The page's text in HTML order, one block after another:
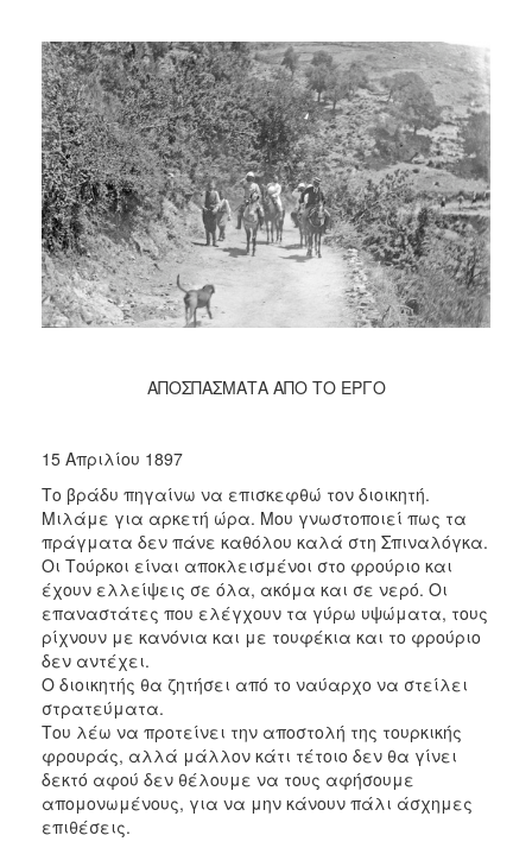
ΑΠΟΣΠΑΣΜΑΤΑ ΑΠΟ ΤΟ ΕΡΓΟ
15 Απριλίου 1897
Το βράδυ πηγαίνω να επισκεφθώ τον διοικητή.
Μιλάμε για αρκετή ώρα. Μου γνωστοποιεί πως τα
πράγματα δεν πάνε καθόλου καλά στη Σπιναλόγκα.
Οι Τούρκοι είναι αποκλεισμένοι στο φρούριο και
έχουν ελλείψεις σε όλα, ακόμα και σε νερό. Οι
επαναστάτες που ελέγχουν τα γύρω υψώματα, τους
ρίχνουν με κανόνια και με τουφέκια και το φρούριο
δεν αντέχει.
Ο διοικητής θα ζητήσει από το ναύαρχο να στείλει
στρατεύματα.
Του λέω να προτείνει την αποστολή της τουρκικής
φρουράς, αλλά μάλλον κάτι τέτοιο δεν θα γίνει
δεκτό αφού δεν θέλουμε να τους αφήσουμε
απομονωμένους, για να μην κάνουν πάλι άσχημες
επιθέσεις.